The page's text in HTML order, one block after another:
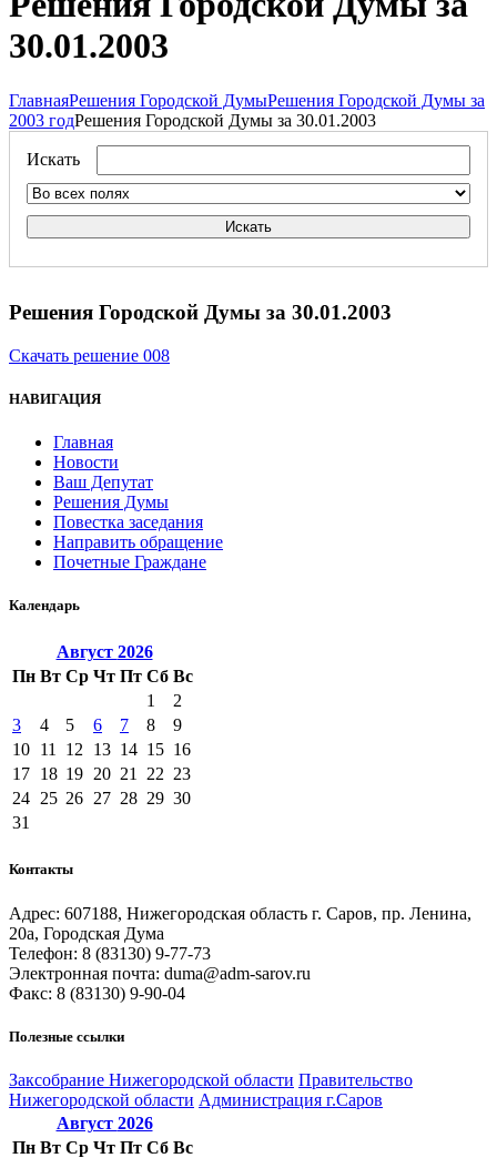
30.01.2003
ГлавнаяРешения Городской ДумыРешения Городской Думы за
2003 годРешения Городской Думы за 30.01.2003
Искать
Искать
Решения Городской Думы за 30.01.2003
Скачать решение 008
НАВИГАЦИЯ
Главная
Новости
Ваш Депутат
Решения Думы
Повестка заседания
Направить обращение
Почетные Граждане
Календарь
Август 2026
Пн Вт Ср Чт Пт Сб Вс
1
2
3
4 5 6 7 8
9
10 11 12 13 14 15 16
17 18 19 20 21 22 23
24 25 26 27 28 29 30
31
Контакты
Адрес: 607188, Нижегородская область г. Саров, пр. Ленина,
20а, Городская Дума
Телефон: 8 (83130) 9-77-73
Электронная почта: duma@adm-sarov.ru
Факс: 8 (83130) 9-90-04
Полезные ссылки
Закcобрание Нижегородской области Правительство
Нижегородской области Администрация г.Саров
Август 2026
Пн Вт Ср Чт Пт Сб Вс